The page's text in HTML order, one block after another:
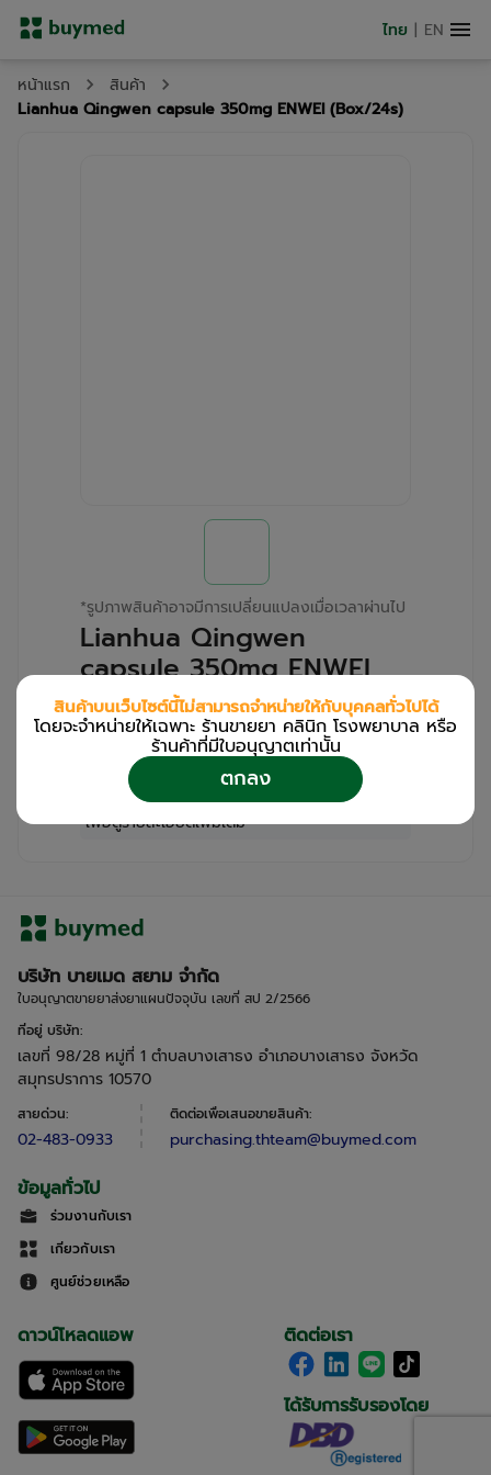
ไทย | EN
หน้าแรก
สินค้า
Lianhua Qingwen capsule 350mg ENWEI (Box/24s)
*รูปภาพสินค้าอาจมีการเปลี่ยนแปลงเมื่อเวลาผ่านไป
Lianhua Qingwen
capsule 350mg ENWEI
(Box/24s)
สำหรับลูกค้าเฉพาะร้านขายยา คลินิก และโรง
พยาบาล
เข้าสู่ระบบ
เพื่อดูรายละเอียดเพิ่มเติม
บริษัท บายเมด สยาม จำกัด
ใบอนุญาตขายยาส่งยาแผนปัจจุบัน เลขที่ สป 2/2566
ที่อยู่ บริษัท:
เลขที่ 98/28 หมู่ที่ 1 ตำบลบางเสาธง อำเภอบางเสาธง จังหวัด
สมุทรปราการ 10570
สายด่วน:
02-483-0933
ติดต่อเพื่อเสนอขายสินค้า:
purchasing.thteam@buymed.com
ข้อมูลทั่วไป
ร่วมงานกับเรา
เกี่ยวกับเรา
ศูนย์ช่วยเหลือ
ติดต่อเรา
ได้รับการรับรองโดย
ดาวน์โหลดแอพ
สินค้าบนเว็บไซต์นี้ไม่สามารถจำหน่ายให้กับบุคคลทั่วไปได้
โดยจะจำหน่ายให้เฉพาะ ร้านขายยา คลินิก โรงพยาบาล หรือ
ร้านค้าที่มีใบอนุญาตเท่านััน
ตกลง